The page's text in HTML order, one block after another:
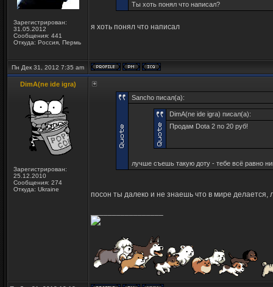
Зарегистрирован:
31.05.2012
Сообщения: 441
Откуда: Россия, Пермь
Ты хоть понял что написал?
я хоть понял что написал
Пн Дек 31, 2012 7:35 am
DimA(ne ide igra)
Зарегистрирован:
25.12.2010
Сообщения: 274
Откуда: Ukraine
Sancho писал(а):
DimA(ne ide igra) писал(а):
Продам Dota 2 по 20 руб!
лучше съешь такую доту - тебе всё равно
посон ты далеко и не знаешь что в мире